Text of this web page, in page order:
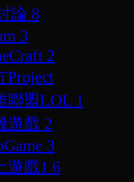
論 8
3
2
Project
聯盟LOL 1
遊戲 2
3
遊戲1 6